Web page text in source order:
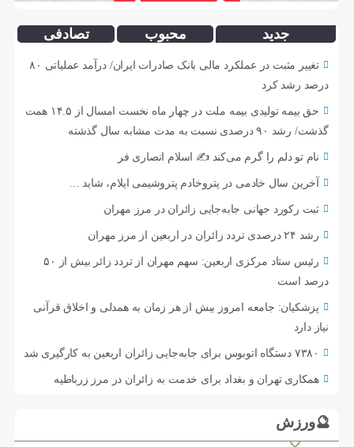
جدید محبوب تصادفی
تغییر مثبت در عملکرد مالی بانک صادرات ایران/ درآمد عملیاتی ۸۰
درصد رشد کرد
حق بیمه تولیدی بیمه ملت در چهار ماه نخست امسال از ۱۴.۵ همت
گذشت/ رشد ۹۰ درصدی نسبت به مدت مشابه سال گذشته
نام تو دلم را گرم می‌کند ✍️ اسلام انصاری فر
آخرین سال خادمی در پتروخادم پتروشیمی ایلام، شاید …
ثبت رکورد جهانی جابه‌جایی زائران در مرز مهران
رشد ۲۴ درصدی تردد زائران در اربعین از مرز مهران
رئیس ستاد مرکزی اربعین: سهم مهران از تردد زائر بیش از ۵۰
درصد است
پزشکیان: جامعه امروز بیش از هر زمان به همدلی و اخلاق قرآنی
نیاز دارد
۷۳۸۰ دستگاه اتوبوس برای جابه‌جایی زائران اربعین به‌ کارگیری شد
همکاری تهران و بغداد برای خدمت به زائران در مرز زرباطیه
🔮ورزش